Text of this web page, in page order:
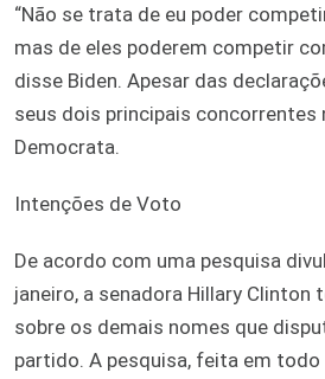
“Não se trata de eu poder
mas de eles poderem competir
disse Biden. Apesar das
seus dois principais concorrentes
Democrata.
Intenções de Voto
De acordo com uma pesquisa
janeiro, a senadora Hillary Clinton
sobre os demais nomes que
partido. A pesquisa, feita em